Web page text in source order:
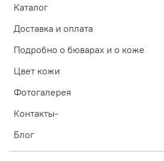
Каталог
Доставка и оплата
Подробно о бюварах и о коже
Цвет кожи
Фотогалерея
Контакты-
Блог